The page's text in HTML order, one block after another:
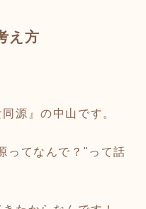
え方
源』の中山です。
ってなんで？"って話